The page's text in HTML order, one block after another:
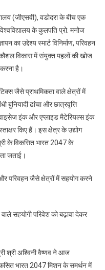
(जीएसवी), वडोदरा के बीच एक
के कुलपति प्रो. मनोज
का उद्देश्य स्मार्ट विनिर्माण, परिवहन
विकास में संयुक्त पहलों की खोज
है।
जैसे प्राथमिकता वाले क्षेत्रों में
बुनियादी ढांचा और छात्रवृत्ति
इंक और एप्लाइड मैटेरियल्स इंक
किए हैं। इस क्षेत्र के उद्योग
के विकसित भारत 2047 के
जताई।
परिवहन जैसे क्षेत्रों में सहयोग करने
सहयोगी परिवेश को बढ़ावा देकर
श्री अश्विनी वैष्णव ने आज
भारत 2047 मिशन के समर्थन में